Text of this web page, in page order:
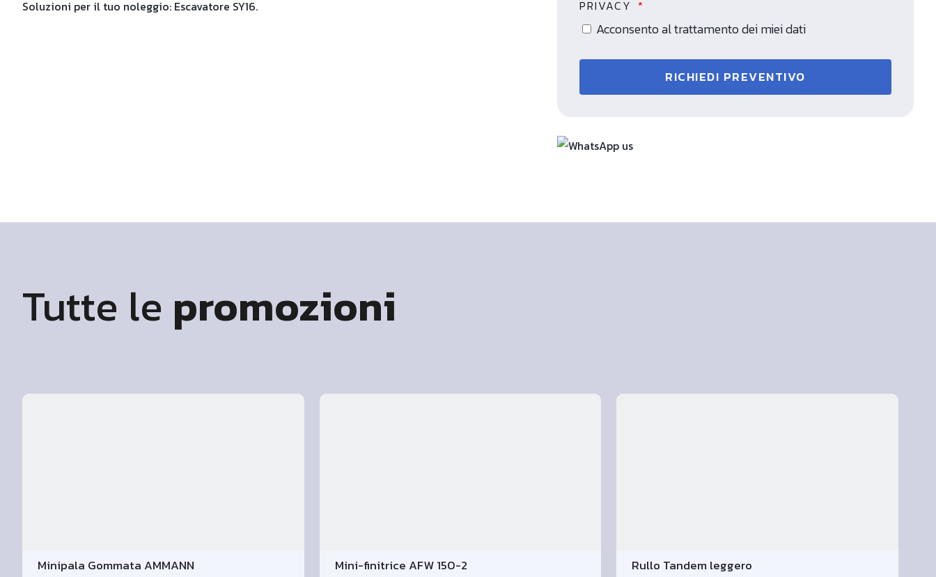
Soluzioni per il tuo noleggio: Escavatore SY16. PRIVACY
Acconsento al trattamento dei miei dati
RICHIEDI PREVENTIVO
Tutte le promozioni
Minipala Gommata AMMANN Mini-finitrice AFW 150-2 Rullo Tandem leggero